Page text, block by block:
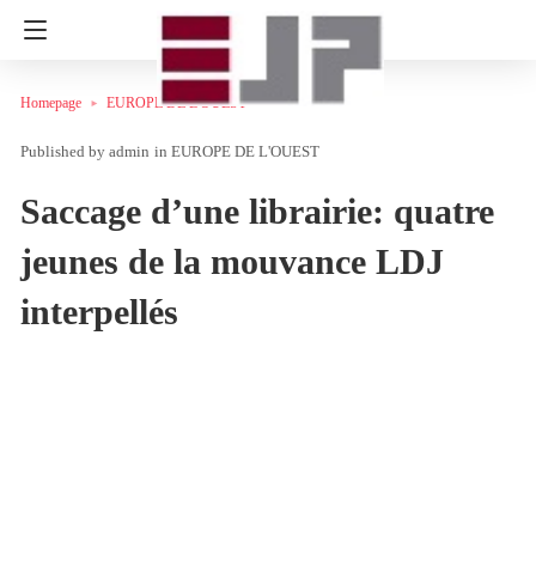
Homepage EUROPE DE L'OUEST
admin in EUROPE DE L'OUEST
Saccage d’une librairie: quatre
jeunes de la mouvance LDJ
interpellés